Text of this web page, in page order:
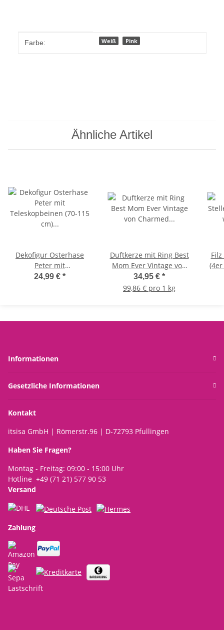
Produkteigenschaft
Wert
Farbe: Weiß Pink
Ähnliche Artikel
Dekofigur Osterhase
Peter mit
Teleskopbeinen (70-115
24,99 € *
Duftkerze mit Ring Best
Mom Ever Vintage von
Charmed Aroma, Kerze
mit Schmuck Beste
34,95 € *
99,86 € pro 1 kg
(4er
Informationen
Gesetzliche Informationen
Kontakt
itsisa GmbH | Römerstr.96 | D-72793 Pfullingen
Haben Sie Fragen?
Montag - Freitag: 09:00 - 15:00 Uhr
Hotline +49 (71 21) 577 90 53
Versand
Zahlung